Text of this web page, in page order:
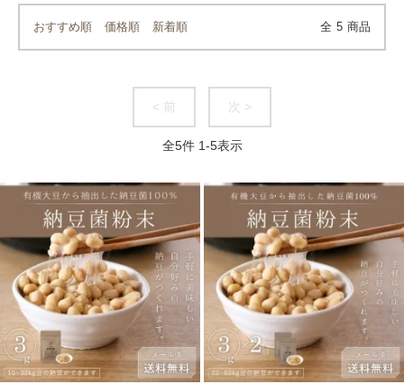
おすすめ順 価格順 新着順 全 5 商品
< 前 次 >
全5件 1-5表示